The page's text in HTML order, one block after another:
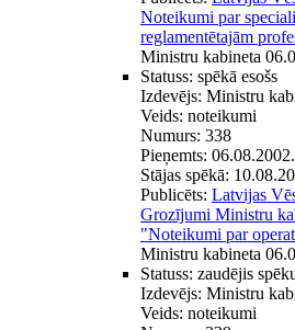
Noteikumi par
reglamentētajām
Ministru kabineta
Statuss: spēkā esošs
Izdevējs: Ministru
Veids: noteikumi
Numurs: 338
Pieņemts: 06.08.2002.
Stājas spēkā:
Publicēts: Latvijas
Grozījumi Ministru
"Noteikumi par
Ministru kabineta
Statuss: zaudējis
Izdevējs: Ministru
Veids: noteikumi